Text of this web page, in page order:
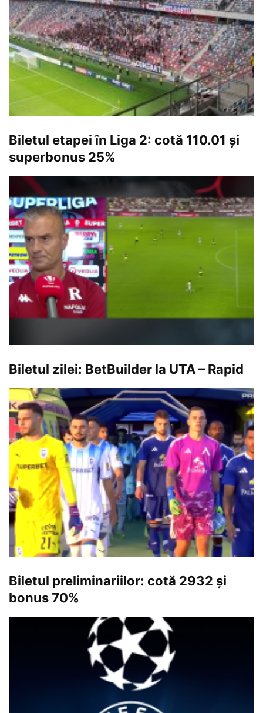
Biletul etapei în Liga 2: cotă 110.01 și
superbonus 25%
Biletul zilei: BetBuilder la UTA – Rapid
Biletul preliminariilor: cotă 2932 și
bonus 70%